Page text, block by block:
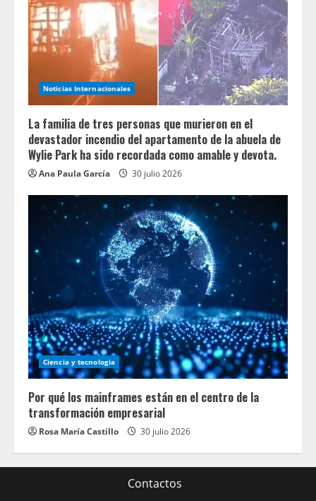
Noticias Internacionales
La familia de tres personas que murieron en el
devastador incendio del apartamento de la abuela de
Wylie Park ha sido recordada como amable y devota.
Ana Paula García 30 julio 2026
Ciencia y tecnologia
Por qué los mainframes están en el centro de la
transformación empresarial
Rosa María Castillo 30 julio 2026
Contactos